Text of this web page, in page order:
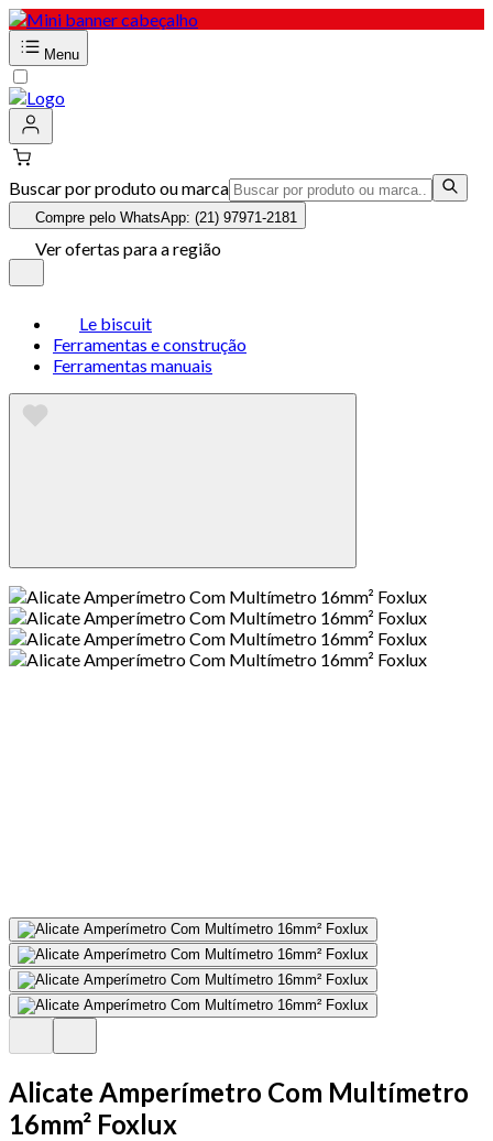
Menu
Buscar por produto ou marca
Compre pelo WhatsApp: (21) 97971-2181
Ver ofertas para a região
Le biscuit
Ferramentas e construção
Ferramentas manuais
Alicate Amperímetro Com Multímetro
16mm² Foxlux